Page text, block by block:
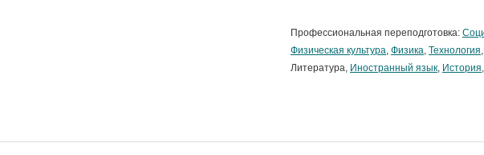
Профессиональная переподготовка:
Физическая культура, Физика, Технология,
Литература, Иностранный язык, История,